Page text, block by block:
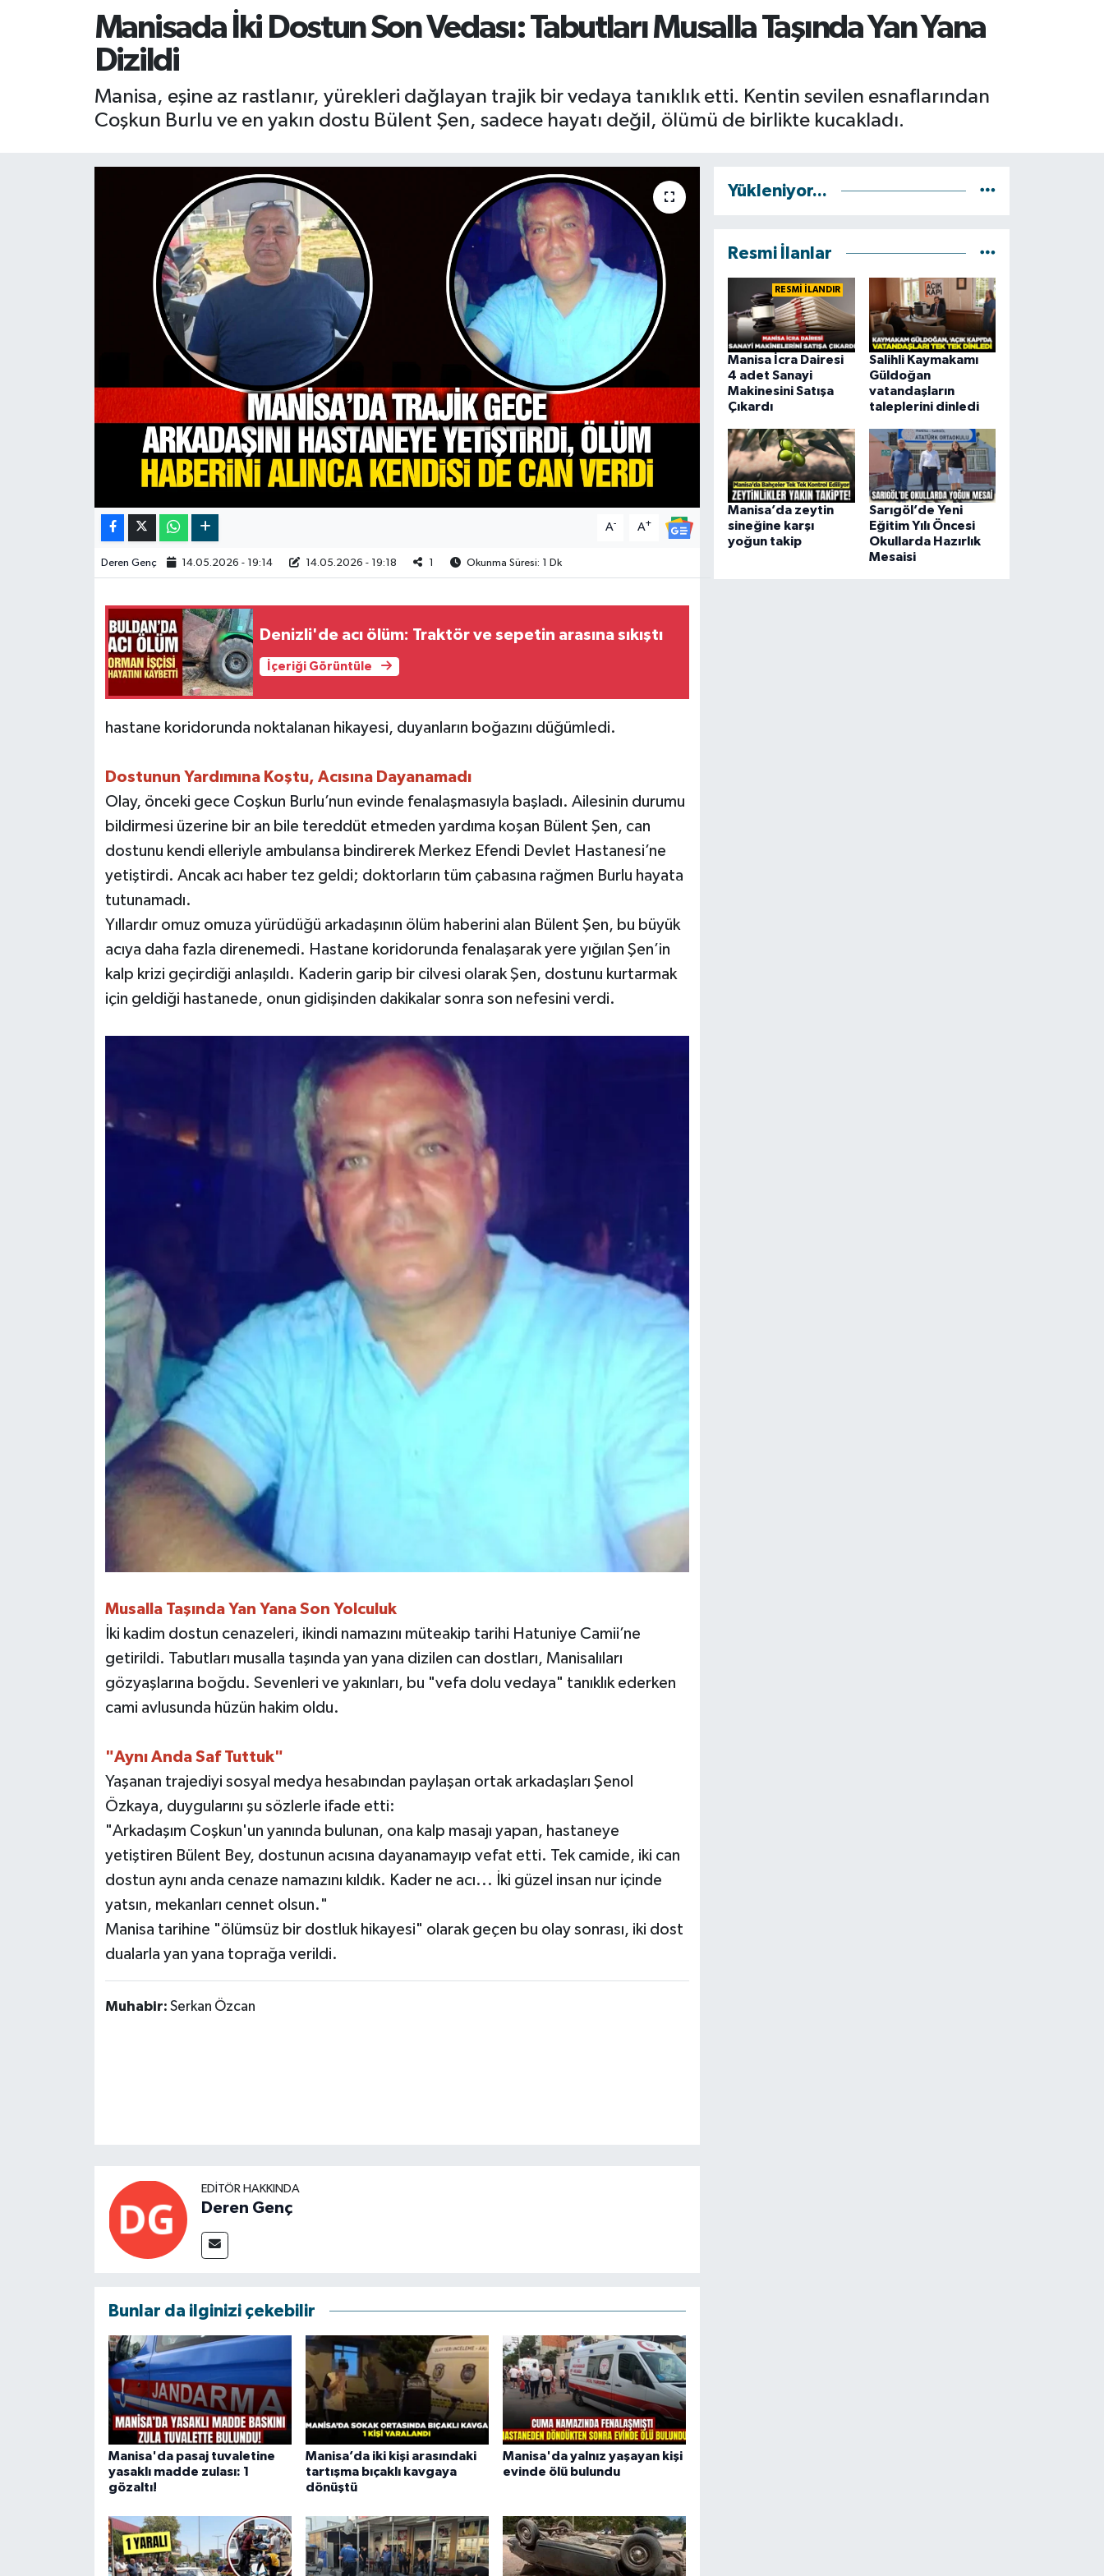
Manisada ​İki Dostun Son Vedası: Tabutları Musalla Taşında Yan Yana
Dizildi
Manisa, eşine az rastlanır, yürekleri dağlayan trajik bir vedaya tanıklık etti. Kentin sevilen esnaflarından
Coşkun Burlu ve en yakın dostu Bülent Şen, sadece hayatı değil, ölümü de birlikte kucakladı.
A- A+
Deren Genç 14.05.2026 - 19:14 14.05.2026 - 19:18 1 Okunma Süresi: 1 Dk
Denizli'de acı ölüm: Traktör ve sepetin arasına sıkıştı
İçeriği Görüntüle
hastane koridorunda noktalanan hikayesi, duyanların boğazını düğümledi.
​Dostunun Yardımına Koştu, Acısına Dayanamadı
​Olay, önceki gece Coşkun Burlu’nun evinde fenalaşmasıyla başladı. Ailesinin durumu
bildirmesi üzerine bir an bile tereddüt etmeden yardıma koşan Bülent Şen, can
dostunu kendi elleriyle ambulansa bindirerek Merkez Efendi Devlet Hastanesi’ne
yetiştirdi. Ancak acı haber tez geldi; doktorların tüm çabasına rağmen Burlu hayata
tutunamadı.
​Yıllardır omuz omuza yürüdüğü arkadaşının ölüm haberini alan Bülent Şen, bu büyük
acıya daha fazla direnemedi. Hastane koridorunda fenalaşarak yere yığılan Şen’in
kalp krizi geçirdiği anlaşıldı. Kaderin garip bir cilvesi olarak Şen, dostunu kurtarmak
için geldiği hastanede, onun gidişinden dakikalar sonra son nefesini verdi.
​Musalla Taşında Yan Yana Son Yolculuk
​İki kadim dostun cenazeleri, ikindi namazını müteakip tarihi Hatuniye Camii’ne
getirildi. Tabutları musalla taşında yan yana dizilen can dostları, Manisalıları
gözyaşlarına boğdu. Sevenleri ve yakınları, bu "vefa dolu vedaya" tanıklık ederken
cami avlusunda hüzün hakim oldu.
​"Aynı Anda Saf Tuttuk"
​Yaşanan trajediyi sosyal medya hesabından paylaşan ortak arkadaşları Şenol
Özkaya, duygularını şu sözlerle ifade etti:
​"Arkadaşım Coşkun'un yanında bulunan, ona kalp masajı yapan, hastaneye
yetiştiren Bülent Bey, dostunun acısına dayanamayıp vefat etti. Tek camide, iki can
dostun aynı anda cenaze namazını kıldık. Kader ne acı... İki güzel insan nur içinde
yatsın, mekanları cennet olsun."
​Manisa tarihine "ölümsüz bir dostluk hikayesi" olarak geçen bu olay sonrası, iki dost
dualarla yan yana toprağa verildi.
Muhabir: Serkan Özcan
EDITÖR HAKKINDA
Deren Genç
Bunlar da ilginizi çekebilir
Manisa'da pasaj tuvaletine
yasaklı madde zulası: 1
gözaltı!
Manisa’da iki kişi arasındaki
tartışma bıçaklı kavgaya
dönüştü
Manisa'da yalnız yaşayan kişi
evinde ölü bulundu
Yükleniyor...
Resmi İlanlar
RESMİ İLANDIR
Manisa İcra Dairesi
4 adet Sanayi
Makinesini Satışa
Çıkardı
Salihli Kaymakamı
Güldoğan
vatandaşların
taleplerini dinledi
Manisa’da zeytin
sineğine karşı
yoğun takip
Sarıgöl’de Yeni
Eğitim Yılı Öncesi
Okullarda Hazırlık
Mesaisi
RESMİ İLAN
BİLİM VE TEKNOLOJİ
RESMİ İLAN